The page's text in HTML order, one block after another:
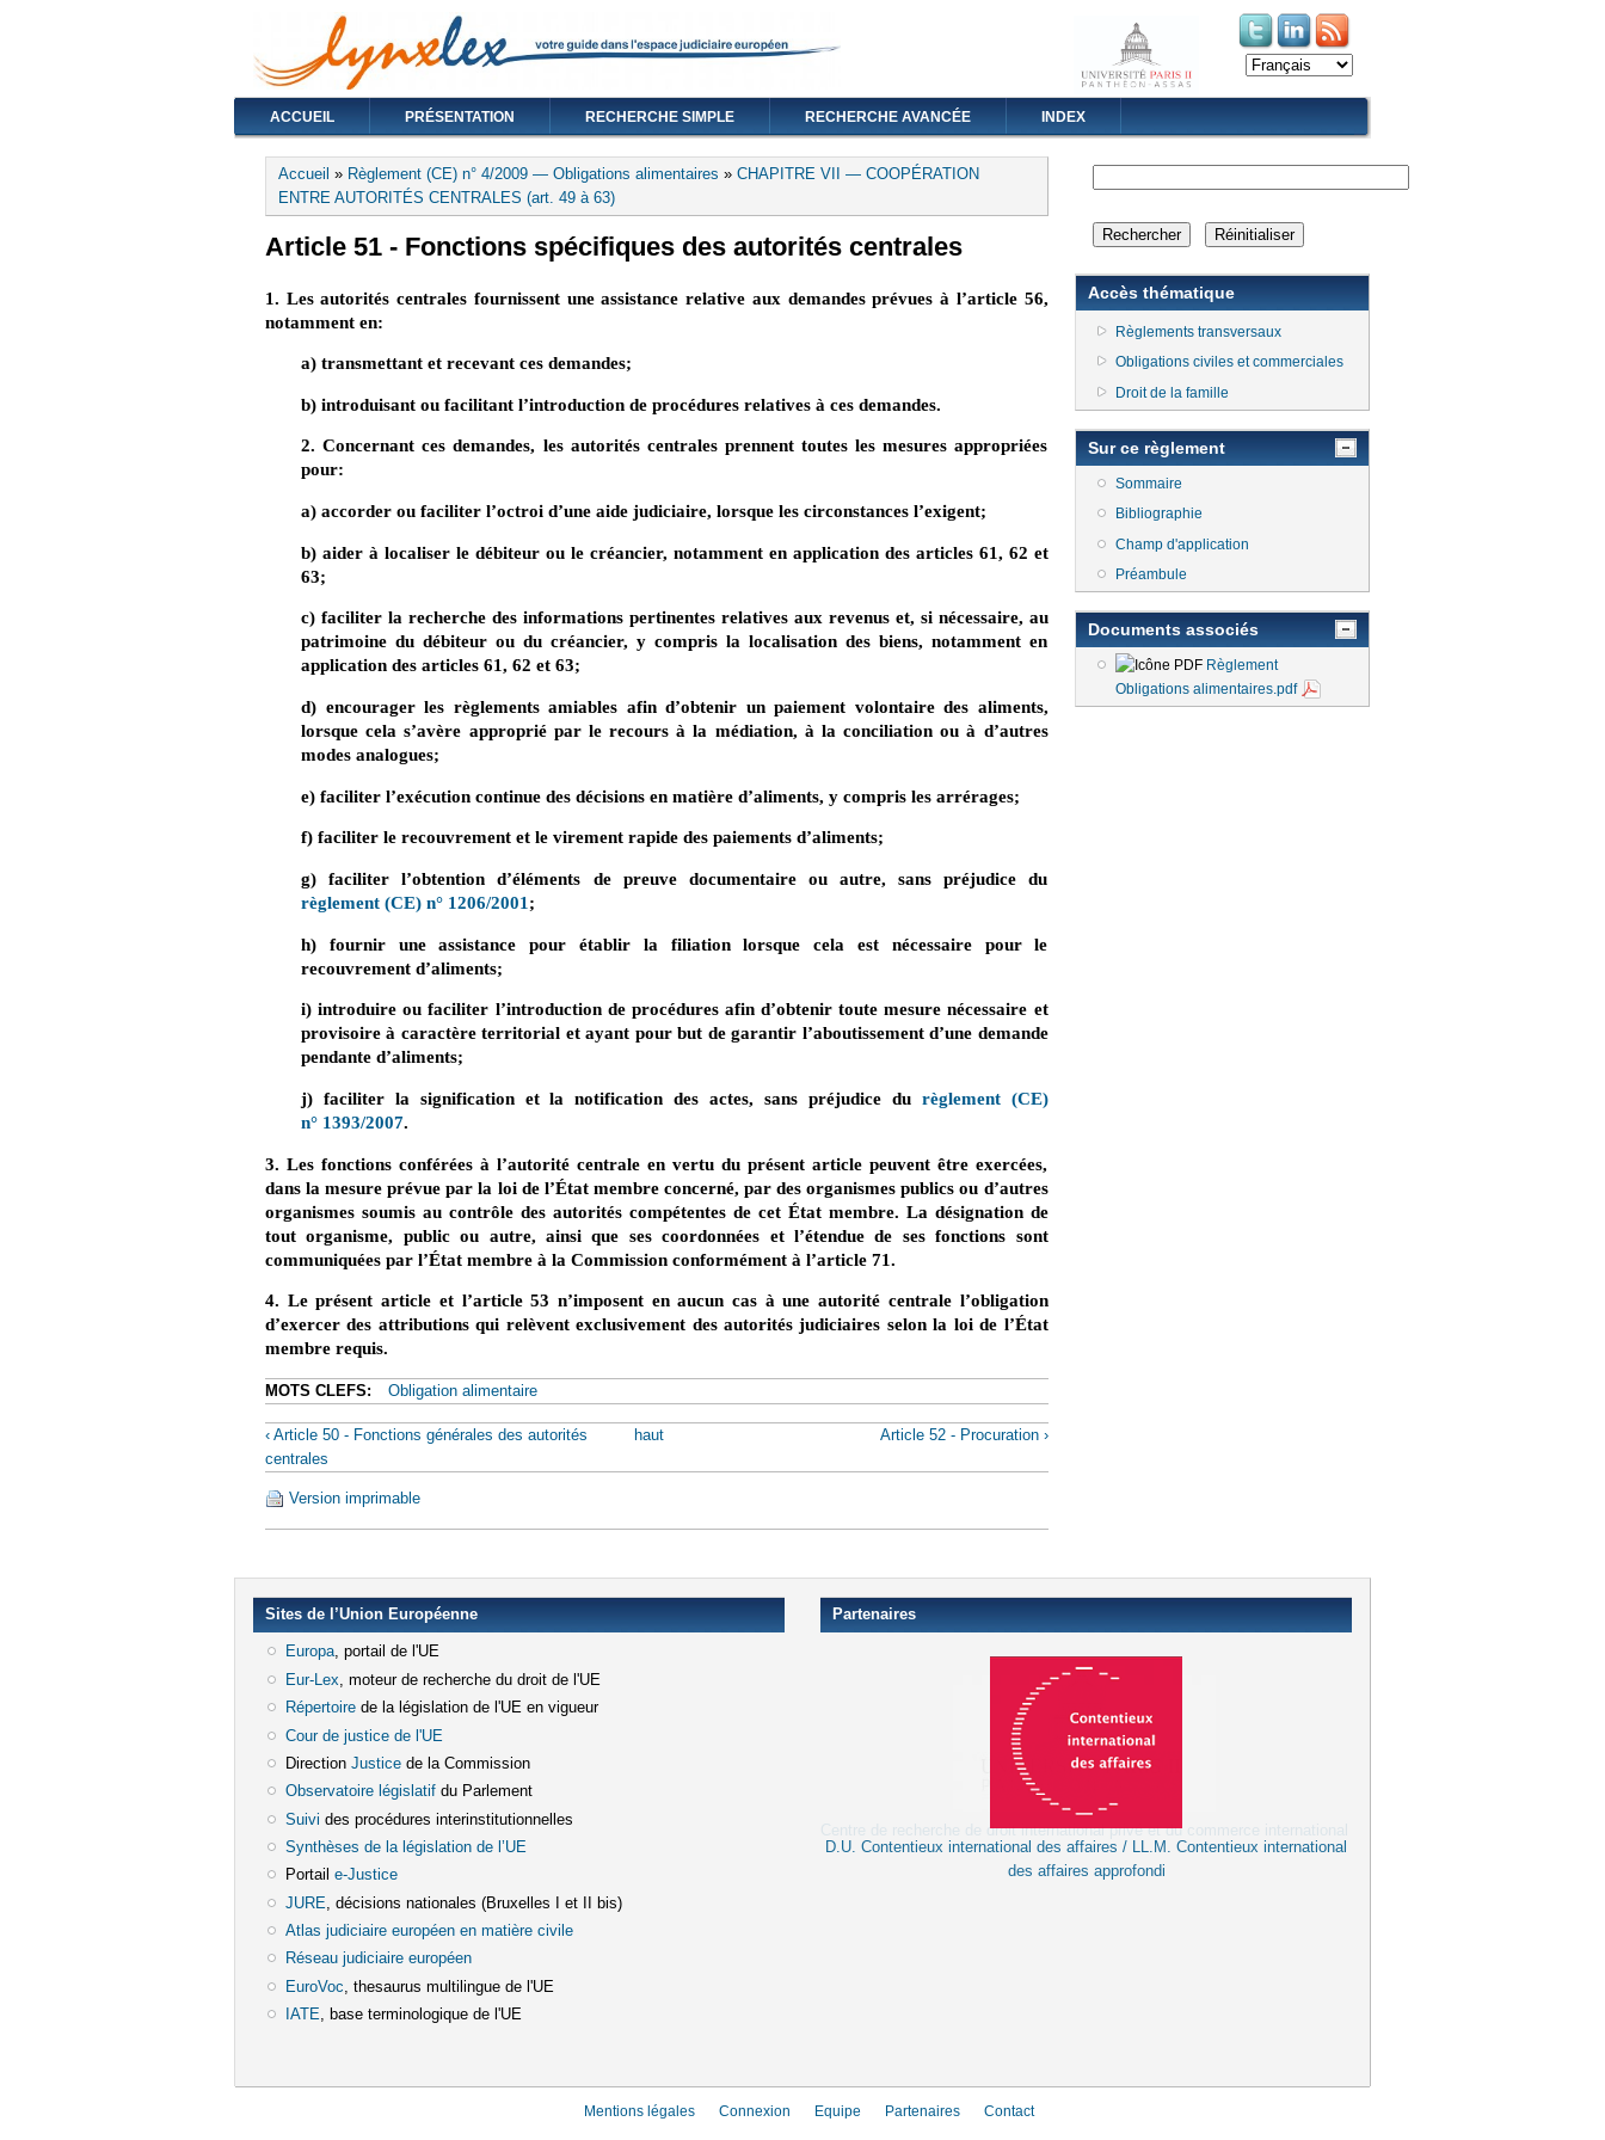
(le lien est externe)
(le lien est externe)
ACCUEIL PRÉSENTATION RECHERCHE SIMPLE RECHERCHE AVANCÉE INDEX
Vous êtes ici
Accueil » Règlement (CE) n° 4/2009 — Obligations alimentaires » CHAPITRE VII — COOPÉRATION
ENTRE AUTORITÉS CENTRALES (art. 49 à 63)
Article 51 - Fonctions spécifiques des autorités centrales
1. Les autorités centrales fournissent une assistance relative aux demandes prévues à l’article 56,
notamment en:
a) transmettant et recevant ces demandes;
b) introduisant ou facilitant l’introduction de procédures relatives à ces demandes.
2. Concernant ces demandes, les autorités centrales prennent toutes les mesures appropriées
pour:
a) accorder ou faciliter l’octroi d’une aide judiciaire, lorsque les circonstances l’exigent;
b) aider à localiser le débiteur ou le créancier, notamment en application des articles 61, 62 et
63;
c) faciliter la recherche des informations pertinentes relatives aux revenus et, si nécessaire, au
patrimoine du débiteur ou du créancier, y compris la localisation des biens, notamment en
application des articles 61, 62 et 63;
d) encourager les règlements amiables afin d’obtenir un paiement volontaire des aliments,
lorsque cela s’avère approprié par le recours à la médiation, à la conciliation ou à d’autres
modes analogues;
e) faciliter l’exécution continue des décisions en matière d’aliments, y compris les arrérages;
f) faciliter le recouvrement et le virement rapide des paiements d’aliments;
g) faciliter l’obtention d’éléments de preuve documentaire ou autre, sans préjudice du
règlement (CE) n° 1206/2001 ;
h) fournir une assistance pour établir la filiation lorsque cela est nécessaire pour le
recouvrement d’aliments;
i) introduire ou faciliter l’introduction de procédures afin d’obtenir toute mesure nécessaire et
provisoire à caractère territorial et ayant pour but de garantir l’aboutissement d’une demande
pendante d’aliments;
j) faciliter la signification et la notification des actes, sans préjudice du règlement (CE)
n° 1393/2007.
3. Les fonctions conférées à l’autorité centrale en vertu du présent article peuvent être exercées,
dans la mesure prévue par la loi de l’État membre concerné, par des organismes publics ou d’autres
organismes soumis au contrôle des autorités compétentes de cet État membre. La désignation de
tout organisme, public ou autre, ainsi que ses coordonnées et l’étendue de ses fonctions sont
communiquées par l’État membre à la Commission conformément à l’article 71.
4. Le présent article et l’article 53 n’imposent en aucun cas à une autorité centrale l’obligation
d’exercer des attributions qui relèvent exclusivement des autorités judiciaires selon la loi de l’État
membre requis.
MOTS CLEFS: Obligation alimentaire
‹ Article 50 - Fonctions générales des autorités
centrales
haut Article 52 - Procuration ›
Version imprimable
Accès thématique
Règlements transversaux
Obligations civiles et commerciales
Droit de la famille
Sur ce règlement
Sommaire
Bibliographie
Champ d'application
Préambule
Documents associés
Règlement
Obligations alimentaires.pdf
Sites de l’Union Européenne
Europa(le lien est externe)
, portail de l'UE
Eur-Lex (le lien est externe)
, moteur de recherche du droit de l'UE
Répertoire(le lien est externe)
de la législation de l'UE en vigueur
Cour de justice de l'UE
Direction Justice(le lien est externe)
de la Commission
Observatoire législatif(le lien est externe)
du Parlement
Suivi (le lien est externe)
des procédures interinstitutionnelles
Synthèses de la législation de l’UE
Portail e-Justice(le lien est externe)
JURE (le lien est externe)
, décisions nationales (Bruxelles I et II bis)
Atlas judiciaire européen en matière civile(le lien est externe)
Réseau judiciaire européen(le lien est externe)
EuroVoc (le lien est externe)
, thesaurus multilingue de l'UE
IATE(le lien est externe)
, base terminologique de l'UE
Partenaires
D.U. Contentieux international des affaires / LL.M. Contentieux international
des affaires approfondi
Mentions légales Connexion Equipe Partenaires Contact